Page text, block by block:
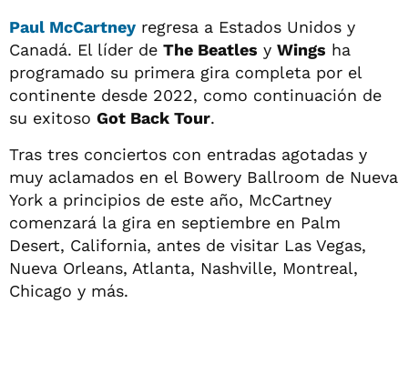
Paul McCartney regresa a Estados Unidos y
Canadá. El líder de The Beatles y Wings ha
programado su primera gira completa por el
continente desde 2022, como continuación de
su exitoso Got Back Tour.
Tras tres conciertos con entradas agotadas y
muy aclamados en el Bowery Ballroom de Nueva
York a principios de este año, McCartney
comenzará la gira en septiembre en Palm
Desert, California, antes de visitar Las Vegas,
Nueva Orleans, Atlanta, Nashville, Montreal,
Chicago y más.